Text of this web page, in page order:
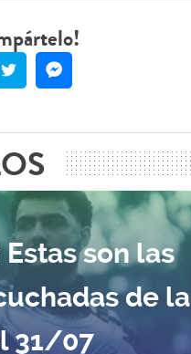
son las
de la
31/07